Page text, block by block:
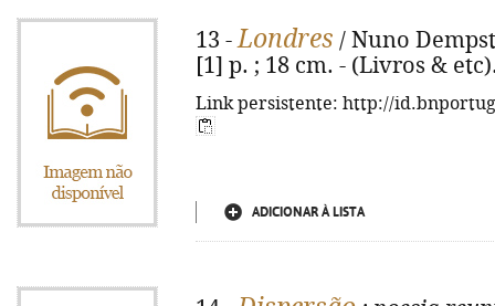
13 -Londres / Nuno
[1] p. ; 18 cm. - (Livros &
Link persistente: http://
ADICIONAR À LISTA